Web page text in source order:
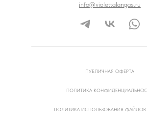
info@violettalangas.ru
ПУБЛИЧНАЯ ОФЕРТА
ПОЛИТИКА
ПОЛИТИКА ИСПОЛЬЗОВАНИЯ ФАЙЛОВ